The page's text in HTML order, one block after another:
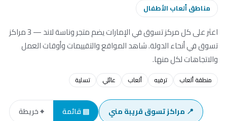
مناطق ألعاب الأطفال
اعثر على كل مركز تسوق في الإمارات يضم متجر وناسة لاند — 3 مراكز
تسوق في أنحاء الدولة. شاهد المواقع والتقييمات وأوقات العمل
والاتجاهات لكل منها.
منطقة ألعاب ترفيه ألعاب عائلي تسلية
📍 مراكز تسوق قريبة مني ▤ قائمة ⌖ خريطة